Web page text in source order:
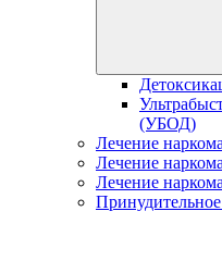
(УБОД)
Лечение
Лечение
Лечение